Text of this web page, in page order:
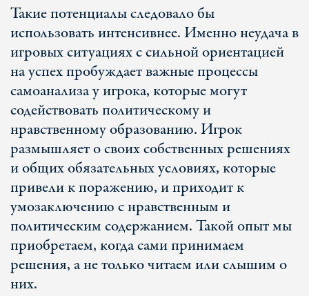
Такие потенциалы следовало бы
использовать интенсивнее. Именно неудача в
игровых ситуациях с сильной ориентацией
на успех пробуждает важные процессы
самоанализа у игрока, которые могут
содействовать политическому и
нравственному образованию. Игрок
размышляет о своих собственных решениях
и общих обязательных условиях, которые
привели к поражению, и приходит к
умозаключению с нравственным и
политическим содержанием. Такой опыт мы
приобретаем, когда сами принимаем
решения, а не только читаем или слышим о
них.